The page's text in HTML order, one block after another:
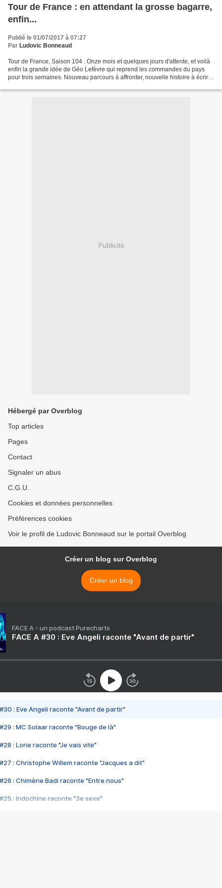
Tour de France : en attendant la grosse bagarre,
enfin...
Publié le 01/07/2017 à 07:27
Par Ludovic Bonneaud
Tour de France, Saison 104 . Onze mois et quelques jours d'attente, et voilà
enfin la grande idée de Géo Lefèvre qui reprend les commandes du pays
pour trois semaines. Nouveau parcours à affronter, nouvelle histoire à écrire.
Publicité
Hébergé par Overblog
Top articles
Pages
Contact
Signaler un abus
C.G.U.
Cookies et données personnelles
Préférences cookies
Voir le profil de Ludovic Bonneaud sur le portail Overblog
Créer un blog sur Overblog
Créer un blog
FACE A - un podcast Purecharts
FACE A #30 : Eve Angeli raconte "Avant de partir"
#30 : Eve Angeli raconte "Avant de partir"
#29 : MC Solaar raconte "Bouge de là"
#28 : Lorie raconte "Je vais vite"
#27 : Christophe Willem raconte "Jacques a dit"
#26 : Chimène Badi raconte "Entre nous"
#25 : Indochine raconte "3e sexe"